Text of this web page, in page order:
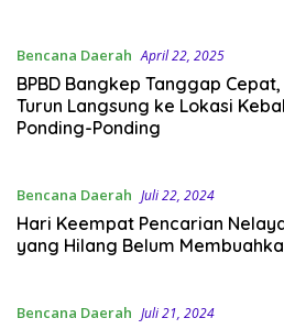
Bencana Daerah April 22, 2025
BPBD Bangkep Tanggap
Turun Langsung ke Lokasi
Ponding-Ponding
Bencana Daerah Juli 22, 2024
Hari Keempat Pencarian
yang Hilang Belum
Bencana Daerah Juli 21, 2024